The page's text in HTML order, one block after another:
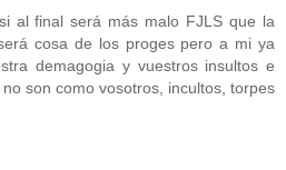
al final será más malo FJLS que la
cosa de los proges pero a mi ya
demagogia y vuestros insultos e
son como vosotros, incultos, torpes